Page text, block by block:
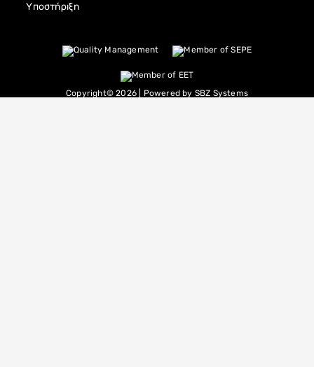
Υποστήριξη
Copyright© 2026 | Powered by SBZ Systems